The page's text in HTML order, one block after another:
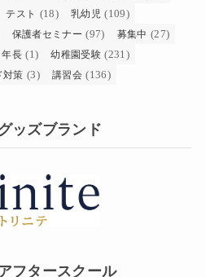
テスト (18) 乳幼児 (109)
保護者セミナー (97) 募集中 (27)
年長 (1) 幼稚園受験 (231)
対策 (3) 講習会 (136)
ッズブランド
フタースクール